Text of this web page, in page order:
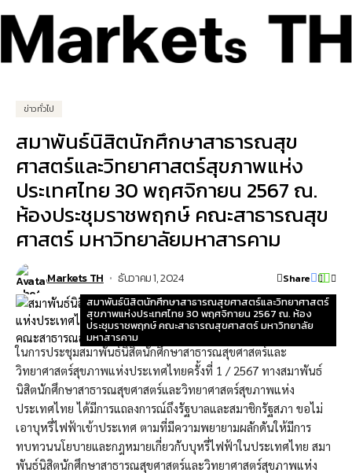
ข่าวทั่วไป
สมาพันธ์นิสิตนักศึกษาสาธารณสุข
ศาสตร์และวิทยาศาสตร์สุขภาพแห่ง
ประเทศไทย 30 พฤศจิกายน 2567 ณ.
ห้องประชุมราชพฤกษ์ คณะสาธารณสุข
ศาสตร์ มหาวิทยาลัยมหาสารคาม
Markets TH ธันวาคม 1, 2024
Share
สมาพันธ์นิสิตนักศึกษาสาธารณสุขศาสตร์และวิทยาศาสตร์
สุขภาพแห่งประเทศไทย 30 พฤศจิกายน 2567 ณ. ห้อง
ประชุมราชพฤกษ์ คณะสาธารณสุขศาสตร์ มหาวิทยาลัย
มหาสารคาม
ในการประชุมสมาพันธ์นิสิตนักศึกษาสาธารณสุขศาสตร์และ
วิทยาศาสตร์สุขภาพแห่งประเทศไทยครั้งที่ 1 / 2567 ทางสมาพันธ์
นิสิตนักศึกษาสาธารณสุขศาสตร์และวิทยาศาสตร์สุขภาพแห่ง
ประเทศไทย ได้มีการแถลงการณ์ถึงรัฐบาลและสมาชิกรัฐสภา ขอไม่
เอาบุหรี่ไฟฟ้าเข้าประเทศ ตามที่มีความพยายามผลักดันให้มีการ
ทบทวนนโยบายและกฎหมายเกี่ยวกับบุหรี่ไฟฟ้าในประเทศไทย สมา
พันธ์นิสิตนักศึกษาสาธารณสุขศาสตร์และวิทยาศาสตร์สุขภาพแห่ง